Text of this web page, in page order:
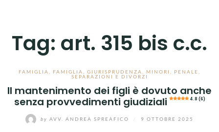
Tag: art. 315 bis c.c.
FAMIGLIA FAMIGLIA GIURISPRUDENZA MINORI PENALE
SEPARAZIONI E DIVORZI
Il mantenimento dei figli è dovuto anche
senza provvedimenti giudiziali
4.8 (6)
by AVV. ANDREA SPREAFICO 9 OTTOBRE 2025